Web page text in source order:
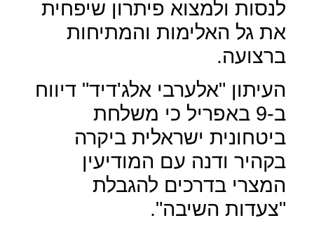
לנסות ולמצוא פיתרון שיפחית
את גל האלימות והמתיחות
ברצועה.
העיתון "אלערבי אלג'דיד" דיווח
ב-9 באפריל כי משלחת
ביטחונית ישראלית ביקרה
בקהיר ודנה עם המודיעין
המצרי בדרכים להגבלת
"צעדות השיבה".